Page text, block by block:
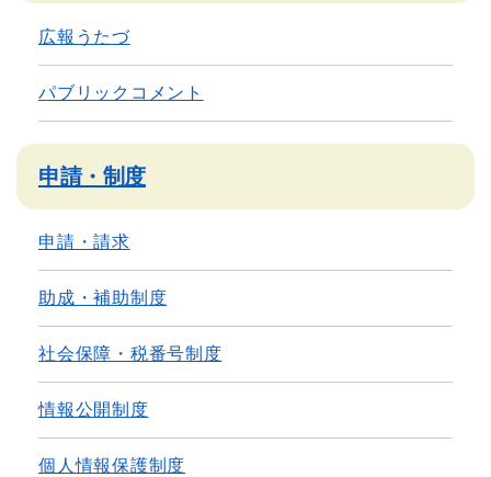
広報うたづ
パブリックコメント
申請・制度
申請・請求
助成・補助制度
社会保障・税番号制度
情報公開制度
個人情報保護制度